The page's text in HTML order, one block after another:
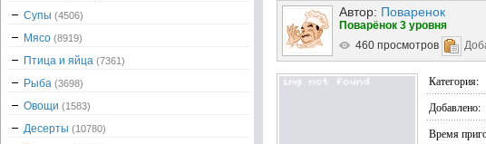
Автор: Поваренок
Поварёнок 3 уровня
460 просмотров
Категория:
Добавлено:
Время
Супы (4506)
Мясо (8919)
Птица и яйца (7361)
Рыба (3698)
Овощи (1583)
Десерты (10780)